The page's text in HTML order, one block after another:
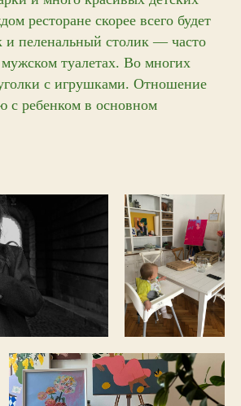
ресторане скорее всего будет
и пеленальный столик — часто
туалетах. Во многих
уголки с игрушками. Отношение
с ребенком в основном